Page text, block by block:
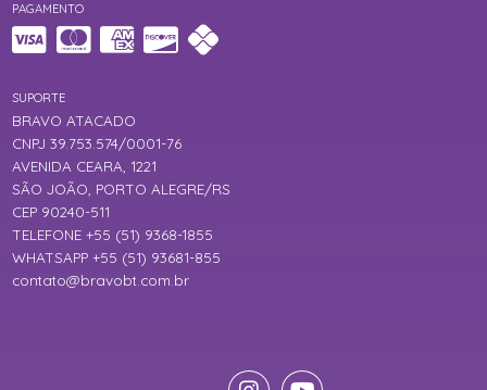
PAGAMENTO
SUPORTE
BRAVO ATACADO
CNPJ 39.753.574/0001-76
AVENIDA CEARA, 1221
SÃO JOÃO, PORTO ALEGRE/RS
CEP 90240-511
TELEFONE +55 (51) 9368-1855
WHATSAPP +55 (51) 93681-855
contato@bravobt.com.br